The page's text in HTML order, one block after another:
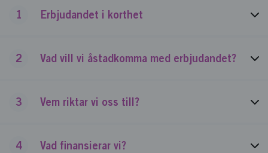
1 Erbjudandet i korthet
2 Vad vill vi åstadkomma med erbjudandet?
3 Vem riktar vi oss till?
4 Vad finansierar vi?